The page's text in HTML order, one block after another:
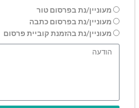
מעוניין/נת בפרסום טור
מעוניין/נת בפרסום כתבה
מעוניין/נת בהזמנת קוביית פרסום